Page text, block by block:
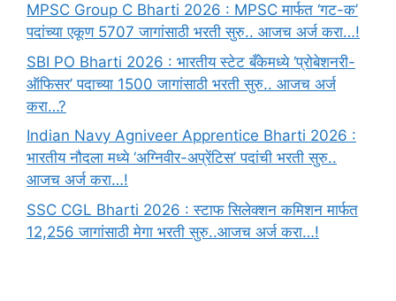
MPSC Group C Bharti 2026 : MPSC मार्फत ‘गट-क’
पदांच्या एकूण 5707 जागांसाठी भरती सुरु.. आजच अर्ज करा…!
SBI PO Bharti 2026 : भारतीय स्टेट बँकेमध्ये ‘प्रोबेशनरी-
ऑफिसर’ पदाच्या 1500 जागांसाठी भरती सुरु.. आजच अर्ज
करा…?
Indian Navy Agniveer Apprentice Bharti 2026 :
भारतीय नौदला मध्ये ‘अग्निवीर-अप्रेंटिस’ पदांची भरती सुरु..
आजच अर्ज करा…!
SSC CGL Bharti 2026 : स्टाफ सिलेक्शन कमिशन मार्फत
12,256 जागांसाठी मेगा भरती सुरु..आजच अर्ज करा…!